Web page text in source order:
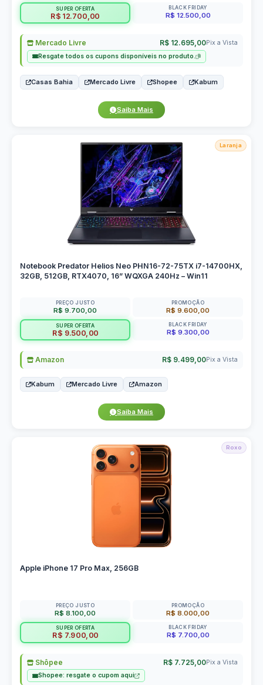
SUPER OFERTA
R$ 12.700,00
BLACK FRIDAY
R$ 12.500,00
Mercado Livre R$ 12.695,00Pix a Vista
Resgate todos os cupons disponíveis no produto.
Casas Bahia Mercado Livre Shopee Kabum
Saiba Mais
Laranja
Notebook Predator Helios Neo PHN16-72-75TX i7-14700HX,
32GB, 512GB, RTX4070, 16” WQXGA 240Hz – Win11
PREÇO JUSTO
R$ 9.700,00
PROMOÇÃO
R$ 9.600,00
SUPER OFERTA
R$ 9.500,00
BLACK FRIDAY
R$ 9.300,00
Amazon R$ 9.499,00Pix a Vista
Kabum Mercado Livre Amazon
Saiba Mais
Roxo
Apple iPhone 17 Pro Max, 256GB
PREÇO JUSTO
R$ 8.100,00
PROMOÇÃO
R$ 8.000,00
SUPER OFERTA
R$ 7.900,00
BLACK FRIDAY
R$ 7.700,00
Shôpee R$ 7.725,00Pix a Vista
Shopee: resgate o cupom aqui